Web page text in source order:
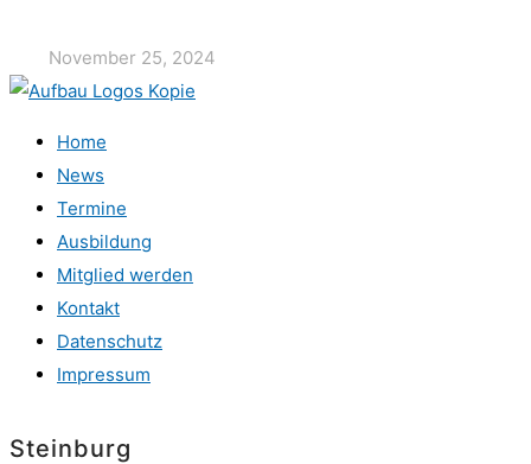
November 25, 2024
Home
News
Termine
Ausbildung
Mitglied werden
Kontakt
Datenschutz
Impressum
Steinburg